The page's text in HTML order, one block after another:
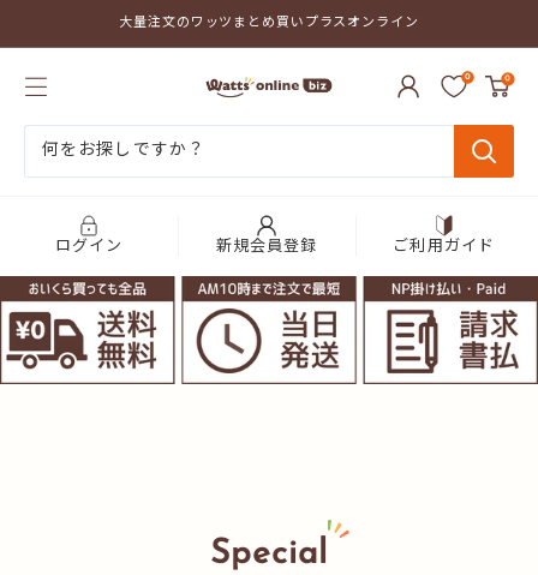
テ
大量注文のワッツまとめ買いプラスオンライン
ッ
と
め
ス
オ
ン
ラ
0 0
ログイン 新規会員登録 ご利用ガイド
Special